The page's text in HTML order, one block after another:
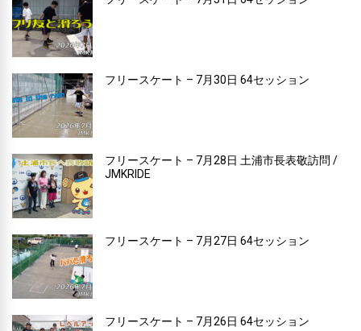
フリースケート – 7月30日 64セッション
フリースケート – 7月28日 土浦市長表敬訪問 /
JMKRIDE
フリースケート – 7月27日 64セッション
フリースケート – 7月26日 64セッション